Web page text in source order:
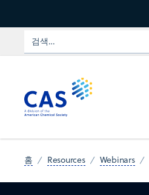
홈 Resources Webinars